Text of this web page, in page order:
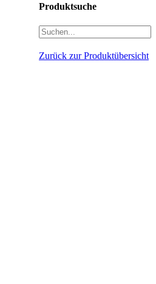
Produktsuche
Zurück zur Produktübersicht